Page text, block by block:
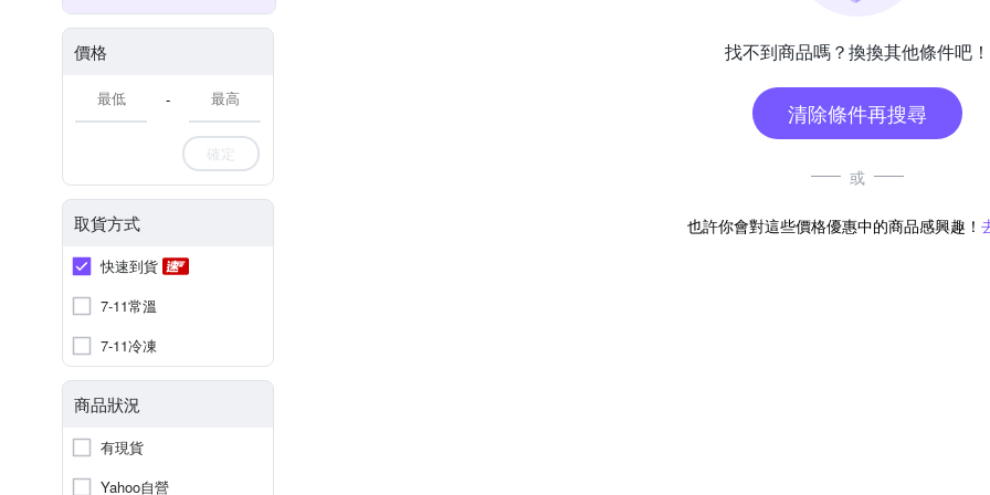
價格
-
確定
取貨方式
快速到貨
7-11常溫
7-11冷凍
商品狀況
有現貨
Yahoo自營
找不到商品嗎？換換其他條件吧！
清除條件再搜尋
或
也許你會對這些價格優惠中的商品感興趣！